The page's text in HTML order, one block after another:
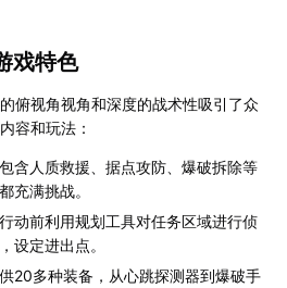
戏特色
俯视角视角和深度的战术性吸引了众
容和玩法：
包含人质救援、据点攻防、爆破拆除等
充满挑战。
动前利用规划工具对任务区域进行侦
设定进出点。
供20多种装备，从心跳探测器到爆破手